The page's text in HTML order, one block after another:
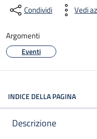
Condividi Vedi
Argomenti
Eventi
INDICE DELLA PAGINA
Descrizione